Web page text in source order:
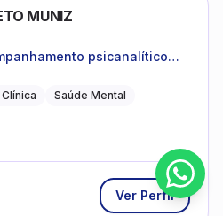
MUNIZ
psicanalítico
Saúde Mental
Ver Perfil